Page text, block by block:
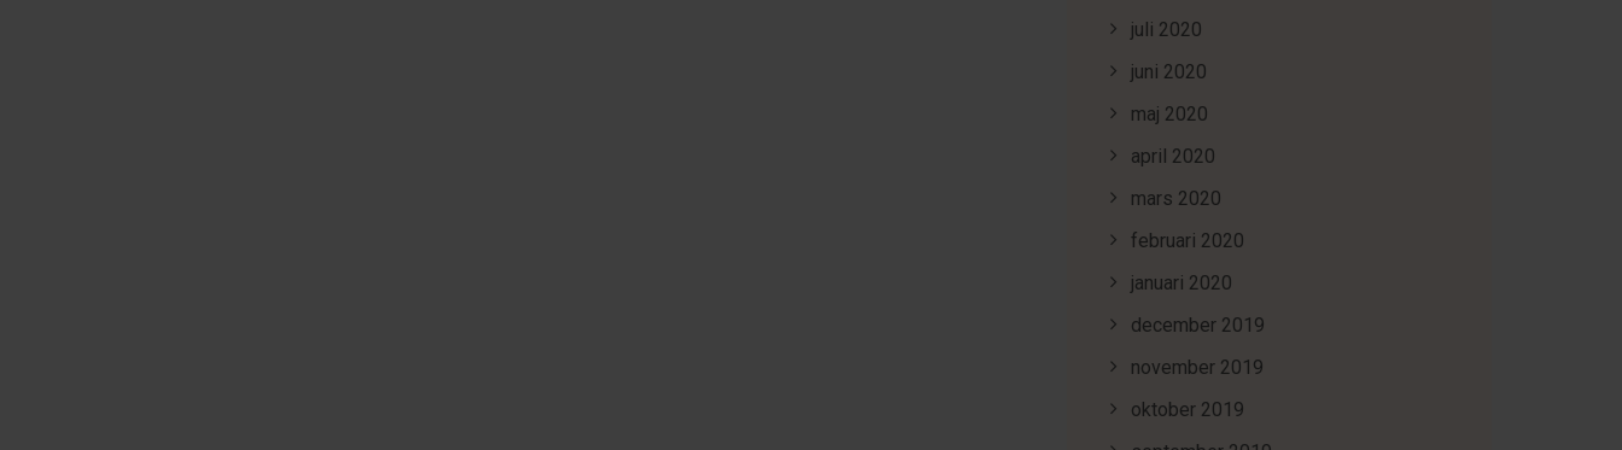
juli 2020
juni 2020
maj 2020
april 2020
mars 2020
februari 2020
januari 2020
december 2019
november 2019
oktober 2019